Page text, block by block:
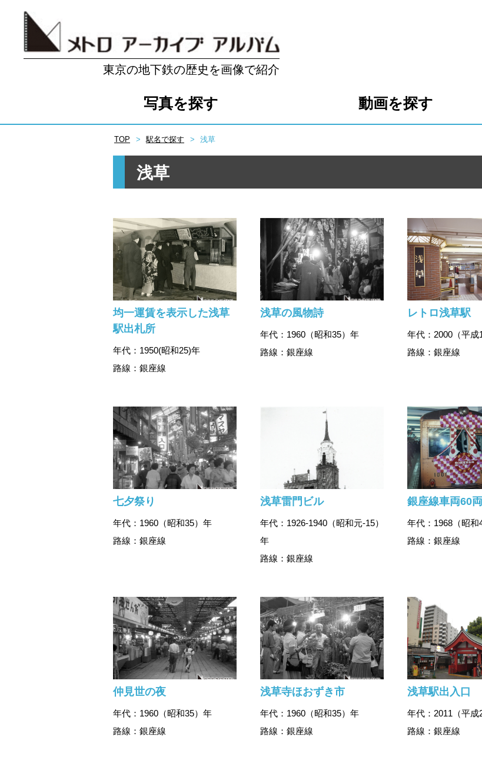
東京の地下鉄の歴史を画像で紹介
写真を探す 動画を探す
TOP 駅名で探す 浅草
浅草
均一運賃を表示した浅草
駅出札所
年代：1950(昭和25)年
路線：銀座線
浅草の風物詩
年代：1960（昭和35）年
路線：銀座線
レトロ浅草駅
年代：2000（平成
路線：銀座線
七夕祭り
年代：1960（昭和35）年
路線：銀座線
浅草雷門ビル
年代：1926-1940（昭和元-15）
年
路線：銀座線
銀座線車両60
年代：1968（昭和
路線：銀座線
仲見世の夜
年代：1960（昭和35）年
路線：銀座線
浅草寺ほおずき市
年代：1960（昭和35）年
路線：銀座線
浅草駅出入口
年代：2011（平成
路線：銀座線